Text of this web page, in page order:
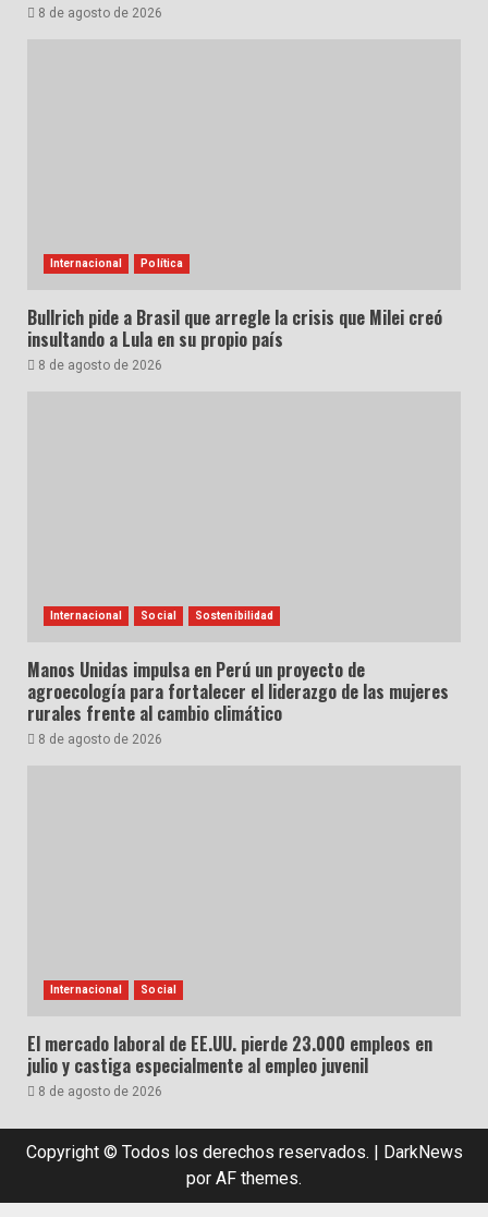
8 de agosto de 2026
Internacional Política
Bullrich pide a Brasil que arregle la crisis que Milei creó
insultando a Lula en su propio país
8 de agosto de 2026
Internacional Social Sostenibilidad
Manos Unidas impulsa en Perú un proyecto de
agroecología para fortalecer el liderazgo de las mujeres
rurales frente al cambio climático
8 de agosto de 2026
Internacional Social
El mercado laboral de EE.UU. pierde 23.000 empleos en
julio y castiga especialmente al empleo juvenil
8 de agosto de 2026
Copyright © Todos los derechos reservados. | DarkNews
por AF themes.